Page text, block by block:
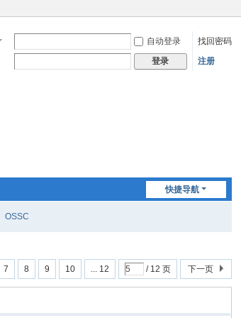
自动登录
找回密码
登录 注册
快捷导航
OSSC
7 8 9 10 ... 12 / 12 页 下一页